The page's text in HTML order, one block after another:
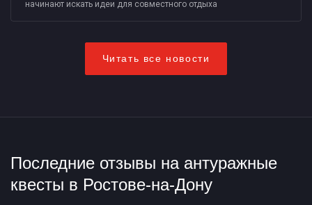
начинают искать идеи для совместного отдыха
Читать все новости
Последние отзывы на антуражные
квесты в Ростове-на-Дону